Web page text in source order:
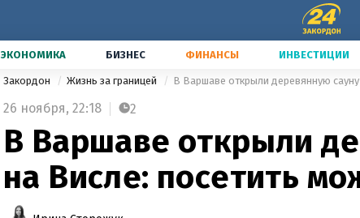
ЭКОНОМИКА БИЗНЕС ФИНАНСЫ ИНВЕСТИЦИИ
Закордон Жизнь за границей В Варшаве открыли деревянную
26 ноября, 22:18 2
В Варшаве открыли
на Висле: посетить